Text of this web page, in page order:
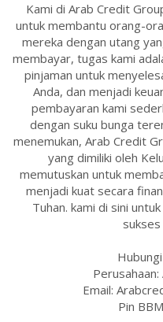
Kami di Arab Credit
untuk membantu orang-
mereka dengan utang
membayar, tugas kami
pinjaman untuk
Anda, dan menjadi
pembayaran kami
dengan suku bunga
menemukan, Arab Credit
yang dimiliki oleh
memutuskan untuk
menjadi kuat secara
Tuhan. kami di sini
Email:
Pin